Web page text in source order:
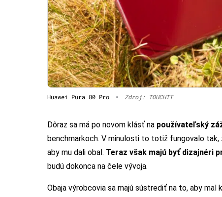
Huawei Pura 80 Pro • Zdroj: TOUCHIT
Dôraz sa má po novom klásť na používateľský
benchmarkoch. V minulosti to totiž fungovalo tak,
aby mu dali obal. Teraz však majú byť dizajnéri
budú dokonca na čele vývoja.
Obaja výrobcovia sa majú sústrediť na to, aby mal